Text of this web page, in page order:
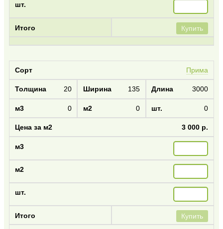
Купить
Прима
20 135 3000
0 0 0
3 000 р.
Купить